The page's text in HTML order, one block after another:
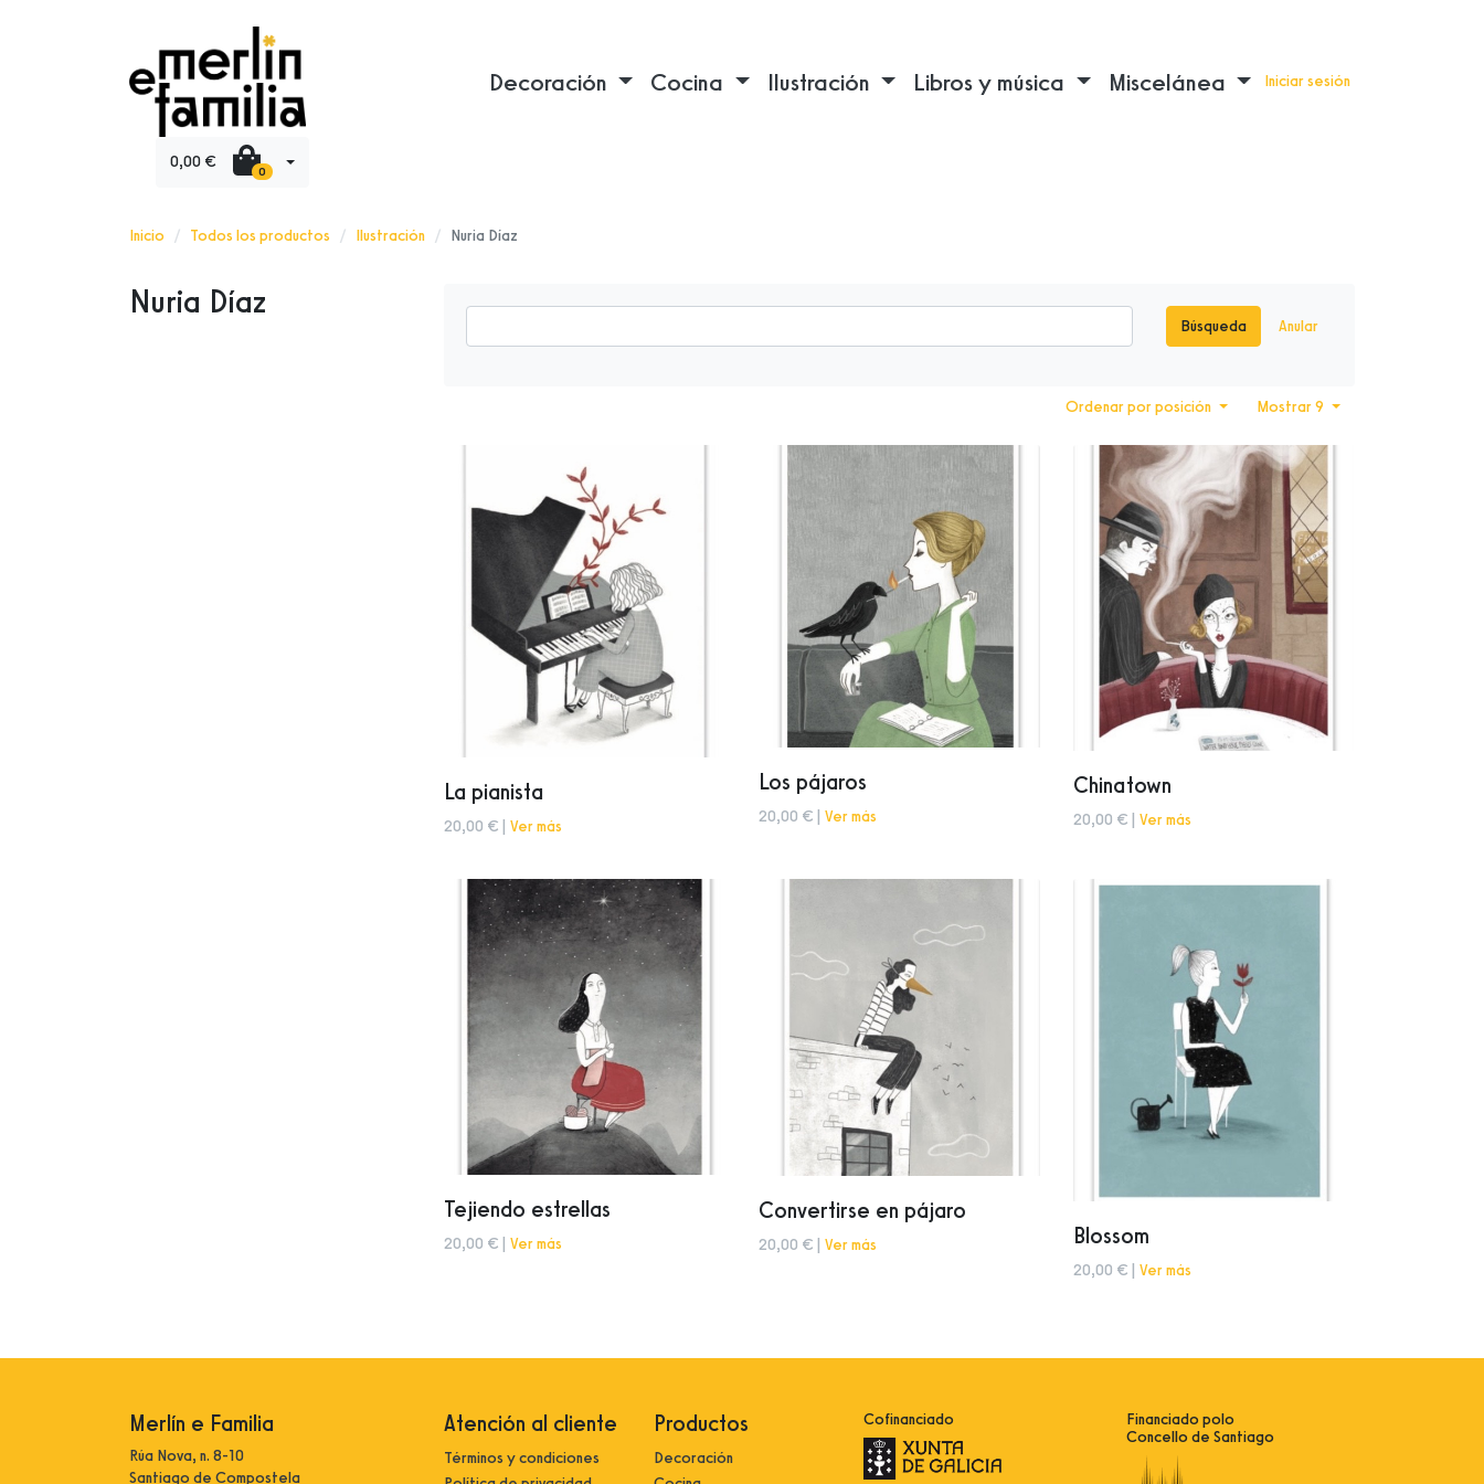
Decoración Cocina Ilustración Libros y música Miscelánea Iniciar sesión
0,00 € 0
Inicio Todos los productos Ilustración Nuria Díaz
Nuria Díaz
Búsqueda Anular
Mostrar 9
Ordenar por posición
La pianista
20,00 € | Ver más
Los pájaros
20,00 € | Ver más
Chinatown
20,00 € | Ver más
Tejiendo estrellas
20,00 € | Ver más
Convertirse en pájaro
20,00 € | Ver más Blossom
20,00 € | Ver más
Merlín e Familia
Rúa Nova, n. 8-10
Santiago de Compostela
Atención al cliente
Términos y condiciones
Productos
Decoración
Cofinanciado
Financiado polo
Concello de Santiago